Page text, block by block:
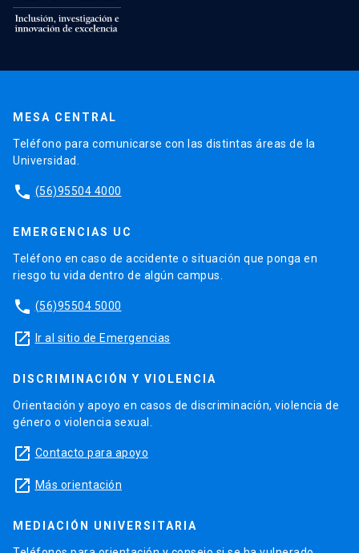
MESA CENTRAL
Teléfono para comunicarse con las distintas áreas de la
Universidad.
phone (56)95504 4000
EMERGENCIAS UC
Teléfono en caso de accidente o situación que ponga en
riesgo tu vida dentro de algún campus.
phone (56)95504 5000
launch Ir al sitio de Emergencias
DISCRIMINACIÓN Y VIOLENCIA
Orientación y apoyo en casos de discriminación, violencia de
género o violencia sexual.
launch Contacto para apoyo
launch Más orientación
MEDIACIÓN UNIVERSITARIA